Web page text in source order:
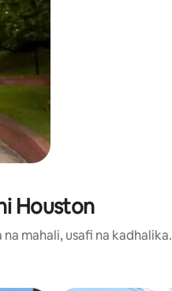
Houston
mahali, usafi na kadhalika.